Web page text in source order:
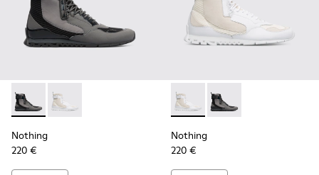
Nothing - K300264-001 - Multicolor
Nothing - K300264-004 - Multicolor
Nothing
220 €
Nothing - K300264-004 -
Nothing - K300264-
Nothing
220 €